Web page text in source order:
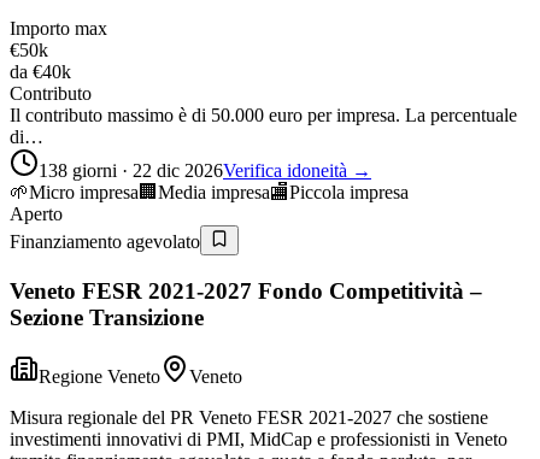
Importo max
€50k
da €40k
Contributo
Il contributo massimo è di 50.000 euro per impresa. La percentuale
di…
138 giorni · 22 dic 2026Verifica idoneità →
🌱Micro impresa 🏢 Media impresa🏬Piccola impresa
Aperto
Finanziamento agevolato
Veneto FESR 2021-2027 Fondo Competitività –
Sezione Transizione
Regione Veneto
Veneto
Misura regionale del PR Veneto FESR 2021-2027 che sostiene
investimenti innovativi di PMI, MidCap e professionisti in Veneto